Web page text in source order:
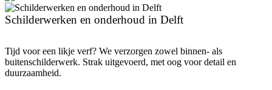
Schilderwerken en onderhoud in Delft
Tijd voor een likje verf? We verzorgen zowel binnen- als
buitenschilderwerk. Strak uitgevoerd, met oog voor detail en
duurzaamheid.